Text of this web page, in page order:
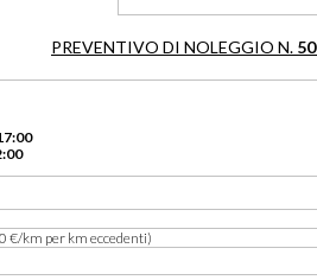
PREVENTIVO DI NOLEGGIO N.
€/km per km eccedenti)